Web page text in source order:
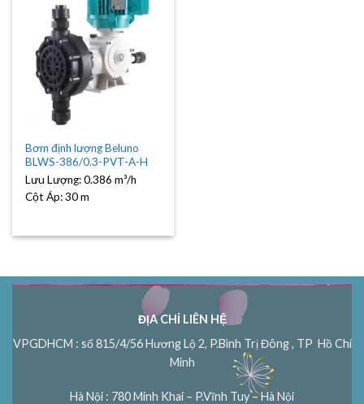
Bơm định lượng Beluno
BLWS-386/0.3-PVT-A-H
Lưu Lượng:0.386 m³/h
Cột Áp:30 m
ĐỊA CHỈ LIÊN HỆ
VPGDHCM : số 815/4/56 Hương Lộ 2, P.Bình Trị Đông , TP Hồ Chí
Minh
Hà Nội : 780 Minh Khai – P.Vĩnh Tuy – Hà Nội